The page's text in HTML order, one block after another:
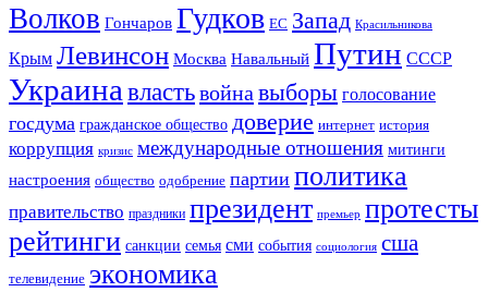
Волков Гончаров Гудков ЕС Запад Красильникова
Крым Левинсон Москва Навальный Путин СССР
Украина властьвойна выборы голосование
госдума гражданское общество доверие интернет история
коррупция кризис международные отношения митинги
настроения общество одобрение партии политика
правительство праздники президент премьер протесты
рейтинги санкции семья сми события социология сша
телевидение экономика